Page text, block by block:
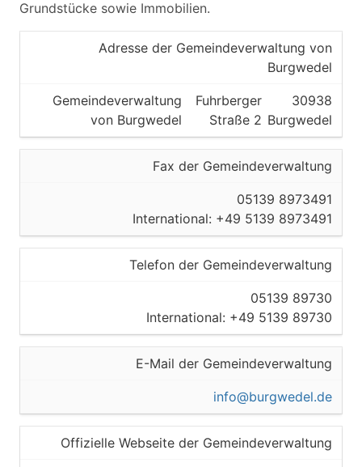
Grundstücke sowie Immobilien.
Adresse der Gemeindeverwaltung von
Burgwedel
Gemeindeverwaltung
von Burgwedel
Fuhrberger
Straße 2
30938
Burgwedel
Fax der Gemeindeverwaltung
05139 8973491
International: +49 5139 8973491
Telefon der Gemeindeverwaltung
05139 89730
International: +49 5139 89730
E-Mail der Gemeindeverwaltung
info@burgwedel.de
Offizielle Webseite der Gemeindeverwaltung